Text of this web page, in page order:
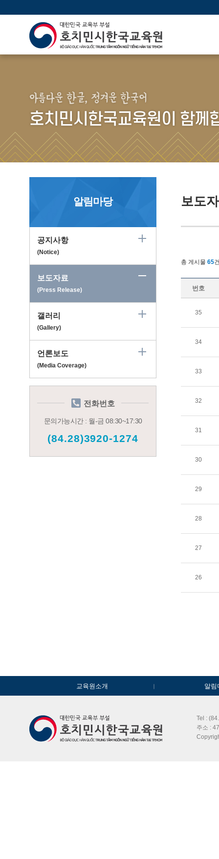
아름다운 한글, 정겨운 한국어
호치민시한국교육원이 함께
알림마당
공지사항
(Notice)
보도자료
(Press Release)
갤러리
(Gallery)
언론보도
(Media Coverage)
전화번호
문의가능시간 : 월-금 08:30~17:30
(84.28)3920-1274
보도
총 게시물 65
번호
35
34
33
32
31
30
29
28
27
26
교육원소개 알림
Tel :
주소 :